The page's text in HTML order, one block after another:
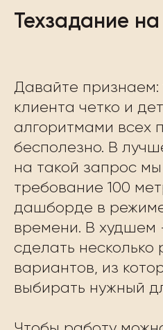
Техзадание
Давайте признаем:
клиента четко и
алгоритмами всех
бесполезно. В
на такой запрос
требование 100
дашборде в
времени. В худшем
сделать несколько
вариантов, из
выбирать нужный